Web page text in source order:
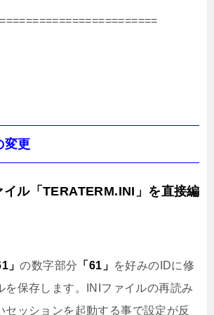
変更
ル「TERATERM.INI」を直接編
」の数字部分 「61」 を好みのIDに修
を保存します。INIファイルの再読み
セッションを起動する事で設定が反